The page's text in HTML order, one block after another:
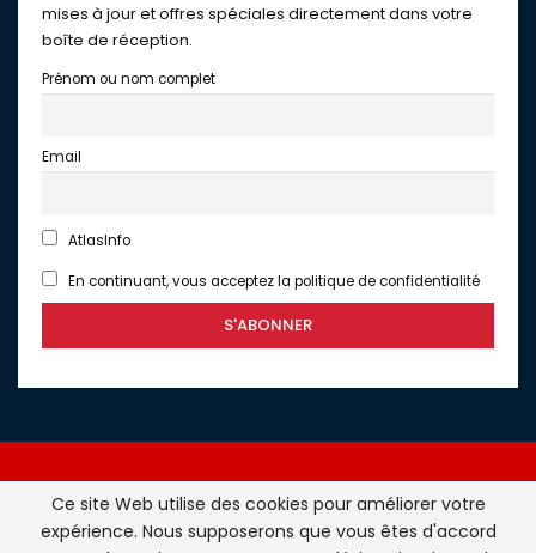
mises à jour et offres spéciales directement dans votre
boîte de réception.
Prénom ou nom complet
Email
AtlasInfo
En continuant, vous acceptez la politique de confidentialité
Atlasinfo.fr : l'essentiel de l'actualité de la France et du
Ce site Web utilise des cookies pour améliorer votre
expérience. Nous supposerons que vous êtes d'accord